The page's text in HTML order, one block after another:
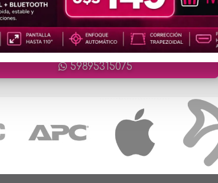
ATENCIÓN ONLINE
ventas@cronet.uy
59895315075